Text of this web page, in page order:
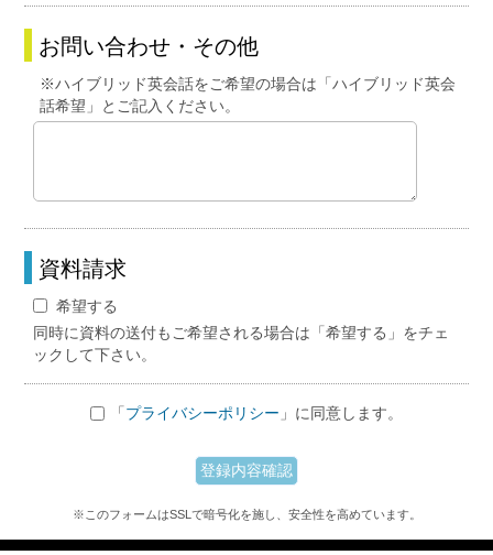
お問い合わせ・その他
※ハイブリッド英会話をご希望の場合は「ハイブリッド英会
話希望」とご記入ください。
資料請求
希望する
同時に資料の送付もご希望される場合は「希望する」をチェ
ックして下さい。
「 プライバシーポリシー 」に同意します。
※このフォームはSSLで暗号化を施し、安全性を高めています。